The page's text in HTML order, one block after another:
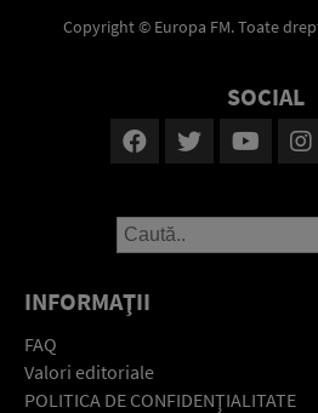
Copyright © Europa FM. Toate
SOCIAL
INFORMAŢII
FAQ
Valori editoriale
POLITICA DE CONFIDENŢIALITATE